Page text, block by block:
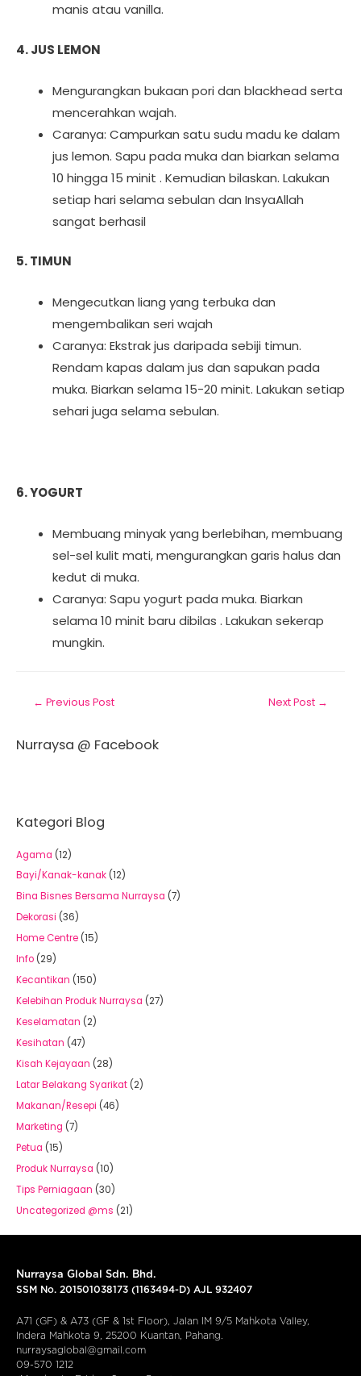
manis atau vanilla.
4. JUS LEMON
Mengurangkan bukaan pori dan blackhead serta
mencerahkan wajah.
Caranya: Campurkan satu sudu madu ke dalam
jus lemon. Sapu pada muka dan biarkan selama
10 hingga 15 minit . Kemudian bilaskan. Lakukan
setiap hari selama sebulan dan InsyaAllah
sangat berhasil
5. TIMUN
Mengecutkan liang yang terbuka dan
mengembalikan seri wajah
Caranya: Ekstrak jus daripada sebiji timun.
Rendam kapas dalam jus dan sapukan pada
muka. Biarkan selama 15-20 minit. Lakukan setiap
sehari juga selama sebulan.
6. YOGURT
Membuang minyak yang berlebihan, membuang
sel-sel kulit mati, mengurangkan garis halus dan
kedut di muka.
Caranya: Sapu yogurt pada muka. Biarkan
selama 10 minit baru dibilas . Lakukan sekerap
mungkin.
← Previous Post Next Post →
Nurraysa @ Facebook
Kategori Blog
Agama (12)
Bayi/Kanak-kanak (12)
Bina Bisnes Bersama Nurraysa (7)
Dekorasi (36)
Home Centre (15)
Info (29)
Kecantikan (150)
Kelebihan Produk Nurraysa (27)
Keselamatan (2)
Kesihatan (47)
Kisah Kejayaan (28)
Latar Belakang Syarikat (2)
Makanan/Resepi (46)
Marketing (7)
Petua (15)
Produk Nurraysa (10)
Tips Perniagaan (30)
Uncategorized @ms (21)
Nurraysa Global Sdn. Bhd.
SSM No. 201501038173 (1163494-D) AJL 932407
A71 (GF) & A73 (GF & 1st Floor), Jalan IM 9/5 Mahkota Valley,
Indera Mahkota 9, 25200 Kuantan, Pahang.
nurraysaglobal@gmail.com
09-570 1212